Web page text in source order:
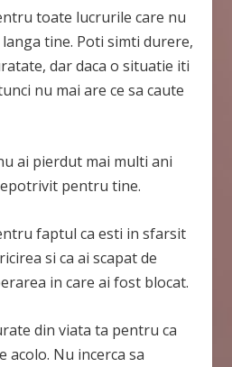
toate lucrurile care nu
tine. Poti simti durere,
dar daca o situatie iti
nu mai are ce sa caute
ai pierdut mai multi ani
pentru tine.
faptul ca esti in sfarsit
si ca ai scapat de
in care ai fost blocat.
din viata ta pentru ca
acolo. Nu incerca sa